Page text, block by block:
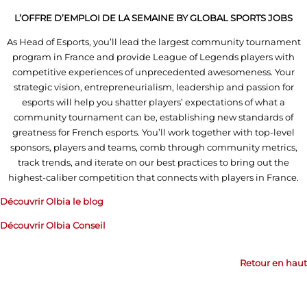
L’OFFRE D’EMPLOI DE LA SEMAINE BY GLOBAL SPORTS JOBS
As Head of Esports, you’ll lead the largest community tournament
program in France and provide League of Legends players with
competitive experiences of unprecedented awesomeness. Your
strategic vision, entrepreneurialism, leadership and passion for
esports will help you shatter players’ expectations of what a
community tournament can be, establishing new standards of
greatness for French esports. You’ll work together with top-level
sponsors, players and teams, comb through community metrics,
track trends, and iterate on our best practices to bring out the
highest-caliber competition that connects with players in France.
Découvrir Olbia le blog
Découvrir Olbia Conseil
Retour en haut